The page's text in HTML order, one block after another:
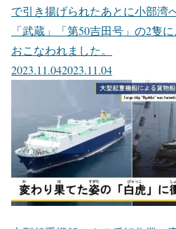
で引き揚げられたあとに小部湾
「武蔵」「第50吉田号」の2隻
おこなわれました。
2023.11.042023.11.04